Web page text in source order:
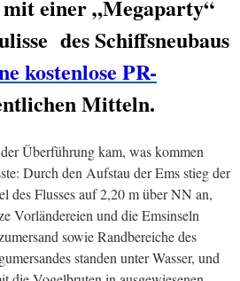
einer „Megaparty“
des Schiffsneubaus
kostenlose PR-
Mitteln.
Überführung kam, was kommen
Durch den Aufstau der Ems stieg der
des Flusses auf 2,20 m über NN an,
Vorländereien und die Emsinseln
sowie Randbereiche des
standen unter Wasser, und